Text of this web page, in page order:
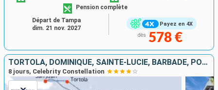
Payez en 4X
Pension complète
dès 578 €
Départ de Tampa
dim. 21 nov. 2027
TORTOLA, DOMINIQUE, SAINTE-LUCIE, BARBADE, PORTO RICO
8 jours, Celebrity Constellation